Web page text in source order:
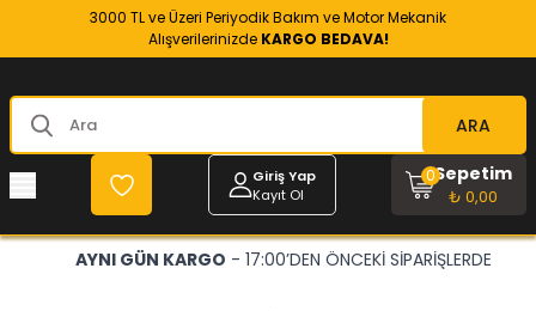
3000 TL ve Üzeri Periyodik Bakım ve Motor Mekanik
Alışverilerinizde KARGO BEDAVA!
ARA
Giriş Yap
Kayıt Ol
Sepetim
₺ 0,00
0
AYNI GÜN KARGO - 17:00’DEN ÖNCEKİ SİPARİŞLERDE